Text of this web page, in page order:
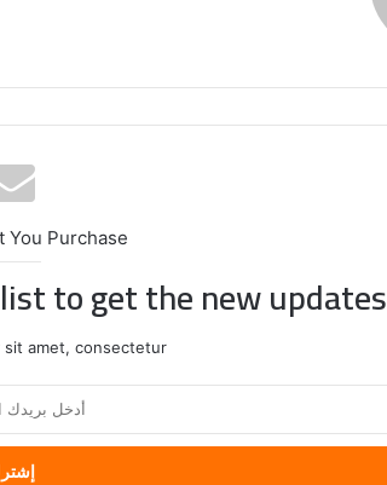
You Purchase
to get the new updates!
amet, consectetur.
محادثات